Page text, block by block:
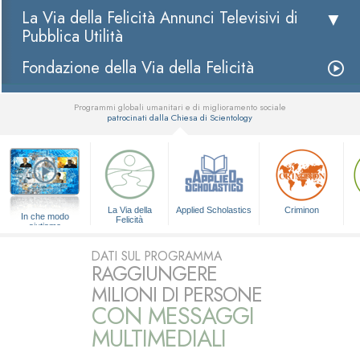
La Via della Felicità Annunci Televisivi di
Pubblica Utilità
Fondazione della Via della Felicità
Programmi globali umanitari e di miglioramento sociale
patrocinati dalla Chiesa di Scientology
In che modo
aiutiamo
La Via della
Felicità
Applied Scholastics Criminon
DATI SUL PROGRAMMA
RAGGIUNGERE
MILIONI DI PERSONE
CON MESSAGGI
MULTIMEDIALI